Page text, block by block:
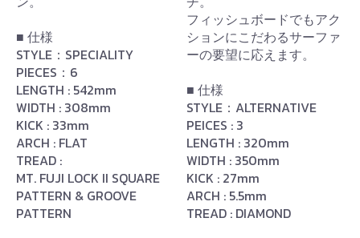
■ 仕様
STYLE：SPECIALITY
PIECES：6
LENGTH : 542mm
WIDTH : 308mm
KICK : 33mm
ARCH : FLAT
TREAD :
MT. FUJI LOCK II SQUARE
PATTERN & GROOVE
PATTERN
フィッシュボードでもアク
ションにこだわるサーファ
ーの要望に応えます。
■ 仕様
STYLE：ALTERNATIVE
PEICES : 3
LENGTH : 320mm
WIDTH : 350mm
KICK : 27mm
ARCH : 5.5mm
TREAD : DIAMOND